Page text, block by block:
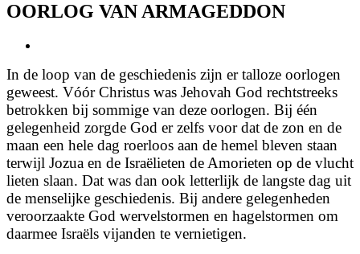
OORLOG VAN ARMAGEDDON
Image
In de loop van de geschiedenis zijn er talloze oorlogen
geweest. Vóór Christus was Jehovah God rechtstreeks
betrokken bij sommige van deze oorlogen. Bij één
gelegenheid zorgde God er zelfs voor dat de zon en de
maan een hele dag roerloos aan de hemel bleven staan
terwijl Jozua en de Israëlieten de Amorieten op de vlucht
lieten slaan. Dat was dan ook letterlijk de langste dag uit
de menselijke geschiedenis. Bij andere gelegenheden
veroorzaakte God wervelstormen en hagelstormen om
daarmee Israëls vijanden te vernietigen.